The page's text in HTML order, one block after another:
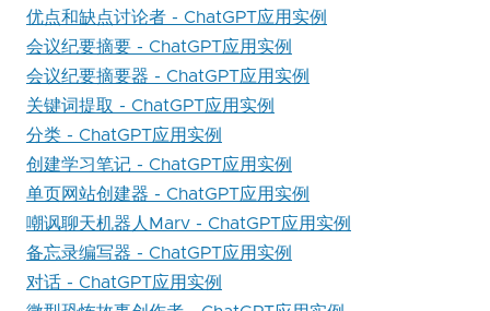
优点和缺点讨论者 - ChatGPT应用实例
会议纪要摘要 - ChatGPT应用实例
会议纪要摘要器 - ChatGPT应用实例
关键词提取 - ChatGPT应用实例
分类 - ChatGPT应用实例
创建学习笔记 - ChatGPT应用实例
单页网站创建器 - ChatGPT应用实例
嘲讽聊天机器人Marv - ChatGPT应用实例
备忘录编写器 - ChatGPT应用实例
对话 - ChatGPT应用实例